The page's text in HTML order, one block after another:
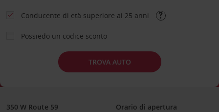
Conducente di età superiore ai 25 anni
Possiedo un codice sconto
TROVA AUTO
350 W Route 59
Orario di apertura